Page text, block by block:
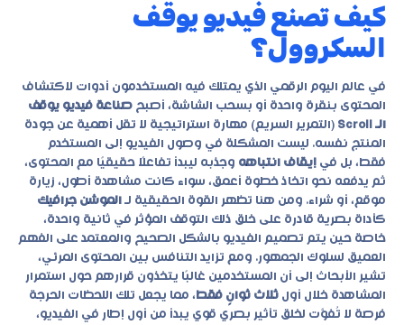
كيف تصنع فيديو يوقف
السكروول؟
في عالم اليوم الرقمي الذي يمتلك فيه المستخدمون أدوات لاكتشاف
المحتوى بنقرة واحدة أو بسحب الشاشة، أصبح صناعة فيديو يوقف
الـ Scroll
(التمرير السريع) مهارة استراتيجية لا تقل أهمية عن جودة
المنتج نفسه. ليست المشكلة في وصول الفيديو إلى المستخدم
فقط، بل في إيقاف انتباهه وجذبه ليبدأ تفاعلًا حقيقيًا مع المحتوى،
ثم يدفعه نحو اتخاذ خطوة أعمق، سواء كانت مشاهدة أطول، زيارة
موقع، أو شراء. ومن هنا تظهر القوة الحقيقية لـ الموشن جرافيك
كأداة بصرية قادرة على خلق ذلك التوقف المؤثر في ثانية واحدة،
خاصة حين يتم تصميم الفيديو بالشكل الصحيح والمعتمد على الفهم
العميق لسلوك الجمهور. ومع تزايد التنافس بين المحتوى المرئي،
تشير الأبحاث إلى أن المستخدمين غالبًا يتخذون قرارهم حول استمرار
المشاهدة خلال أول ثلاث ثوانٍ فقط، مما يجعل تلك اللحظات الحرجة
فرصة لا تُفوَّت لخلق تأثير بصري قوي يبدأ من أول إطار في الفيديو،